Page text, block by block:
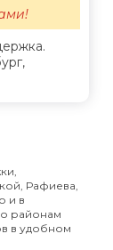
Рафиева,
и в
районам
в удобном